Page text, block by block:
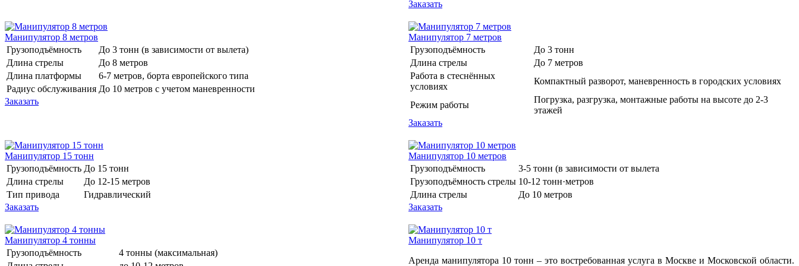
Заказать
Манипулятор 8 метров
Грузоподъёмность
До 3 тонн (в зависимости от вылета)
Длина стрелы
До 8 метров
Длина платформы
6-7 метров, борта европейского типа
Радиус обслуживания До 10 метров с учетом маневренности
Заказать
Манипулятор 7 метров
Грузоподъёмность
До 3 тонн
Длина стрелы
До 7 метров
Работа в стеснённых
условиях
Компактный разворот, маневренность в городских условиях
Режим работы
Погрузка, разгрузка, монтажные работы на высоте до 2-3
этажей
Заказать
Манипулятор 15 тонн
Грузоподъёмность До 15 тонн
Длина стрелы
До 12-15 метров
Тип привода
Гидравлический
Заказать
Манипулятор 10 метров
Грузоподъёмность
3-5 тонн (в зависимости от вылета
Грузоподъёмность стрелы 10-12 тонн·метров
Длина стрелы
До 10 метров
Заказать
Манипулятор 4 тонны
Грузоподъёмность
4 тонны (максимальная)
Манипулятор 10 т
Аренда манипулятора 10 тонн – это востребованная услуга в Москве и Московской области.